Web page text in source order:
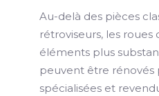
Au-delà des pièces
rétroviseurs, les roues
éléments plus
peuvent être rénovés
spécialisées et